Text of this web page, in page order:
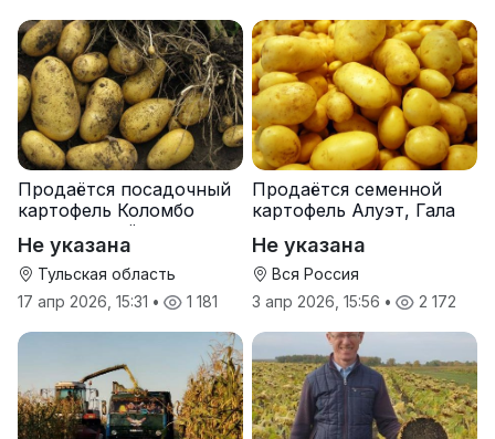
Продаётся посадочный
картофель Коломбо
оптом от трёх тонн
Не указана
Тульская область
17 апр 2026, 15:31 • 1 181
Продаётся семенной
картофель Алуэт, Гала
Не указана
Вся Россия
3 апр 2026, 15:56 • 2 172